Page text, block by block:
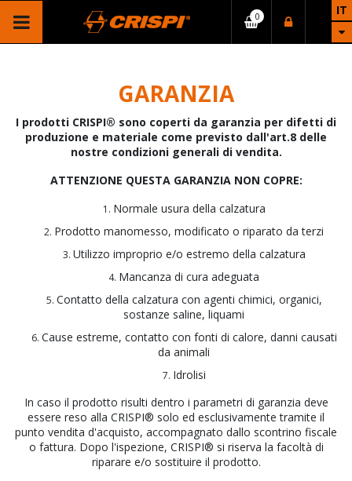
IT
GARANZIA
I prodotti CRISPI® sono coperti da garanzia per difetti di
produzione e materiale come previsto dall'art.8 delle
nostre condizioni generali di vendita.
ATTENZIONE QUESTA GARANZIA NON COPRE:
Normale usura della calzatura
Prodotto manomesso, modificato o riparato da terzi
Utilizzo improprio e/o estremo della calzatura
Mancanza di cura adeguata
Contatto della calzatura con agenti chimici, organici,
sostanze saline, liquami
Cause estreme, contatto con fonti di calore, danni causati
da animali
Idrolisi
In caso il prodotto risulti dentro i parametri di garanzia deve
essere reso alla CRISPI® solo ed esclusivamente tramite il
punto vendita d'acquisto, accompagnato dallo scontrino fiscale
o fattura. Dopo l'ispezione, CRISPI® si riserva la facoltà di
riparare e/o sostituire il prodotto.